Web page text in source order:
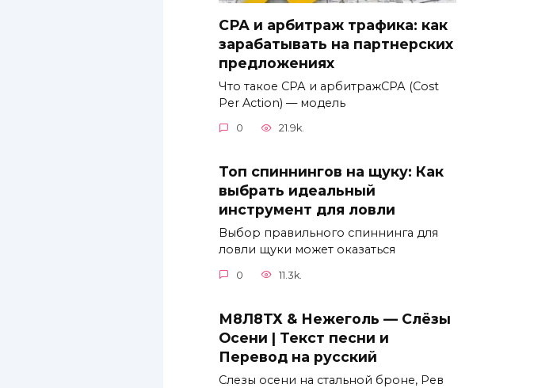
СРА и арбитраж трафика: как
зарабатывать на партнерских
предложениях
Что такое СРА и арбитражСРА (Cost
Per Action) — модель
0 21.9k.
Топ спиннингов на щуку: Как
выбрать идеальный
инструмент для ловли
Выбор правильного спиннинга для
ловли щуки может оказаться
0 11.3k.
М8Л8ТХ & Нежеголь — Слёзы
Осени | Текст песни и
Перевод на русский
Слезы осени на стальной броне, Рев